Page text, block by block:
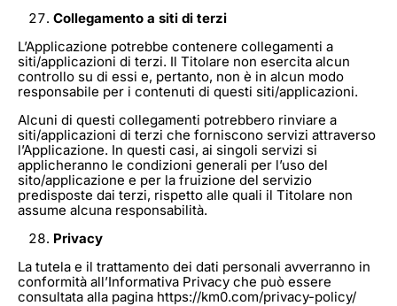
Collegamento a siti di terzi
L’Applicazione potrebbe contenere collegamenti a
siti/applicazioni di terzi. Il Titolare non esercita alcun
controllo su di essi e, pertanto, non è in alcun modo
responsabile per i contenuti di questi siti/applicazioni.
Alcuni di questi collegamenti potrebbero rinviare a
siti/applicazioni di terzi che forniscono servizi attraverso
l’Applicazione. In questi casi, ai singoli servizi si
applicheranno le condizioni generali per l’uso del
sito/applicazione e per la fruizione del servizio
predisposte dai terzi, rispetto alle quali il Titolare non
assume alcuna responsabilità.
Privacy
La tutela e il trattamento dei dati personali avverranno in
conformità all’Informativa Privacy che può essere
consultata alla pagina https://km0.com/privacy-policy/